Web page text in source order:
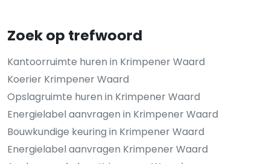
Zoek op trefwoord
Kantoorruimte huren in Krimpener Waard
Koerier Krimpener Waard
Opslagruimte huren in Krimpener Waard
Energielabel aanvragen in Krimpener Waard
Bouwkundige keuring in Krimpener Waard
Energielabel aanvragen Krimpener Waard